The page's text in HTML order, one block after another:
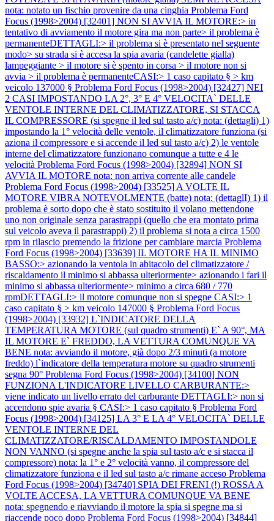
nota: notato un fischio provenire da una cinghia Problema Ford
Focus (1998>2004) [32401] NON SI AVVIA IL MOTORE:> in
tentativo di avviamento il motore gira ma non parte> il problema è
permanenteDETTAGLI:> il problema si è presentato nel seguente
modo> su strada si è accesa la spia avaria (candelette gialla)
lampeggiante > il motore si è spento in corsa > il motore non si
avvia > il problema è permanenteCASI:> 1 caso capitato § > km
veicolo 137000 § Problema Ford Focus (1998>2004) [32427] NEI
2 CASI IMPOSTANDO LA 2°, 3° E 4° VELOCITA` DELLE
VENTOLE INTERNE DEL CLIMATIZZATORE, SI STACCA
IL COMPRESSORE (si spegne il led sul tasto a/c) nota: (dettagli) 1)
impostando la 1° velocità delle ventole, il climatizzatore funziona (si
aziona il compressore e si accende il led sul tasto a/c) 2) le ventole
interne del climatizzatore funzionano comunque a tutte e 4 le
velocità Problema Ford Focus (1998>2004) [32894] NON SI
AVVIA IL MOTORE nota: non arriva corrente alle candele
Problema Ford Focus (1998>2004) [33525] A VOLTE IL
MOTORE VIBRA NOTEVOLMENTE (batte) nota: (dettaglI) 1) il
problema è sorto dopo che è stato sostituito il volano mettendone
uno non originale senza parastrappi (quello che era montato prima
sul veicolo aveva il parastrappi) 2) il problema si nota a circa 1500
rpm in rilascio premendo la frizione per cambiare marcia Problema
Ford Focus (1998>2004) [33639] IL MOTORE HA IL MINIMO
BASSO:> azionando la ventola in abitacolo del climatizzatore /
riscaldamento il minimo si abbassa ulteriormente> azionando i fari il
minimo si abbassa ulteriormente> minimo a circa 680 / 770
rpmDETTAGLI:> il motore comunque non si spegne CASI:> 1
caso capitato § > km veicolo 147000 § Problema Ford Focus
(1998>2004) [33932] L`INDICATORE DELLA
TEMPERATURA MOTORE (sul quadro strumenti) E` A 90°, MA
IL MOTORE E` FREDDO, LA VETTURA COMUNQUE VA
BENE nota: avviando il motore, già dopo 2/3 minuti (a motore
freddo) l`indicatore della temperatura motore su quadro strumenti
segna 90° Problema Ford Focus (1998>2004) [34100] NON
FUNZIONA L'INDICATORE LIVELLO CARBURANTE:>
viene indicato un livello errato del carburante DETTAGLI:> non si
accendono spie avaria § CASI:> 1 caso capitato § Problema Ford
Focus (1998>2004) [34125] LA 3° E LA 4° VELOCITA` DELLE
VENTOLE INTERNE DEL
CLIMATIZZATORE/RISCALDAMENTO IMPOSTANDOLE
NON VANNO (si spegne anche la spia sul tasto a/c e si stacca il
compressore) nota: la 1° e 2° velocità vanno, il compressore del
climatizzatore funziona e il led sul tasto a/c rimane acceso Problema
Ford Focus (1998>2004) [34740] SPIA DEI FRENI (!) ROSSA A
VOLTE ACCESA, LA VETTURA COMUNQUE VA BENE
nota: spegnendo e riavviando il motore la spia si spegne ma si
riaccende poco dopo Problema Ford Focus (1998>2004) [34844]